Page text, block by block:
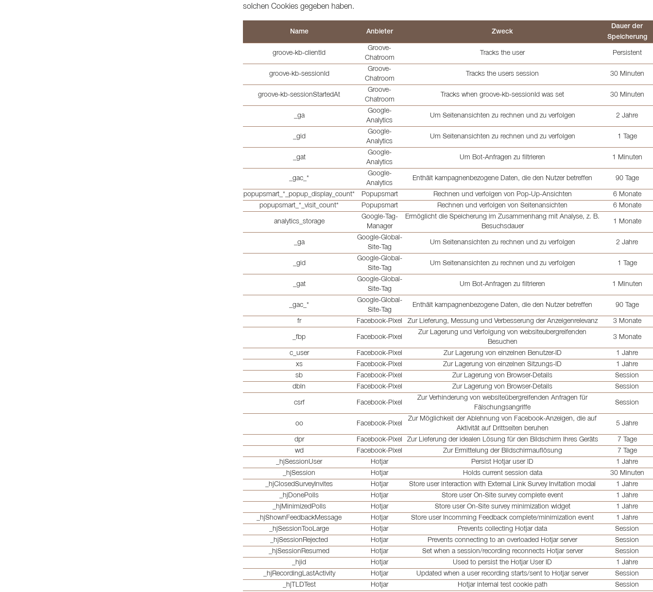
solchen Cookies gegeben haben.
Name Anbieter Zweck
Dauer der
Speicherung
groove-kb-clientId
Groove-
Chatroom
Tracks the user Persistent
groove-kb-sessionId
Groove-
Chatroom
Tracks the users session 30 Minuten
groove-kb-sessionStartedAt
Groove-
Chatroom
Tracks when groove-kb-sessionId was set 30 Minuten
_ga
Google-
Analytics
Um Seitenansichten zu rechnen und zu verfolgen 2 Jahre
_gid
Google-
Analytics
Um Seitenansichten zu rechnen und zu verfolgen 1 Tage
_gat
Google-
Analytics
Um Bot-Anfragen zu filtrieren 1 Minuten
_gac_*
Google-
Analytics
Enthält kampagnenbezogene Daten, die den Nutzer betreffen 90 Tage
popupsmart_*_popup_display_count* Popupsmart Rechnen und verfolgen von Pop-Up-Ansichten
6 Monate
popupsmart_*_visit_count*
Popupsmart Rechnen und verfolgen von Seitenansichten 6 Monate
analytics_storage
Google-Tag-
Manager
Ermöglicht die Speicherung im Zusammenhang mit Analyse, z. B.
Besuchsdauer
1 Monate
_ga
Google-Global-
Site-Tag
Um Seitenansichten zu rechnen und zu verfolgen 2 Jahre
_gid
Google-Global-
Site-Tag
Um Seitenansichten zu rechnen und zu verfolgen 1 Tage
_gat
Google-Global-
Site-Tag
Um Bot-Anfragen zu filtrieren 1 Minuten
_gac_*
Google-Global-
Site-Tag
Enthält kampagnenbezogene Daten, die den Nutzer betreffen 90 Tage
fr Facebook-Pixel Zur Lieferung, Messung und Verbesserung der Anzeigenrelevanz 3 Monate
_fbp Facebook-Pixel
Zur Lagerung und Verfolgung von websiteubergreifenden
Besuchen
3 Monate
c_user Facebook-Pixel Zur Lagerung von einzelnen Benutzer-ID
1 Jahre
xs
Facebook-Pixel Zur Lagerung von einzelnen Sitzungs-ID
1 Jahre
sb
Facebook-Pixel Zur Lagerung von Browser-Details
Session
dbln
Facebook-Pixel Zur Lagerung von Browser-Details Session
csrf Facebook-Pixel
Zur Verhinderung von websiteübergreifenden Anfragen für
Fälschungsangriffe
Session
oo Facebook-Pixel
Zur Möglichkeit der Ablehnung von Facebook-Anzeigen, die auf
Aktivität auf Drittseiten beruhen
5 Jahre
dpr Facebook-Pixel Zur Lieferung der idealen Lösung für den Bildschirm Ihres Geräts
7 Tage
wd
Facebook-Pixel Zur Ermittelung der Bildschirmauflösung
7 Tage
_hjSessionUser
Hotjar Persist Hotjar user ID
1 Jahre
_hjSession
Hotjar Holds current session data
30 Minuten
_hjClosedSurveyInvites
Hotjar Store user interaction with External Link Survey Invitation modal
1 Jahre
_hjDonePolls
Hotjar Store user On-Site survey complete event
1 Jahre
_hjMinimizedPolls
Hotjar Store user On-Site survey minimization widget
1 Jahre
_hjShownFeedbackMessage
Hotjar Store user Incomming Feedback complete/minimization event
1 Jahre
_hjSessionTooLarge
Hotjar Prevents collecting Hotjar data
Session
_hjSessionRejected
Hotjar Prevents connecting to an overloaded Hotjar server
Session
_hjSessionResumed
Hotjar Set when a session/recording reconnects Hotjar server
Session
_hjid
Hotjar Used to persist the Hotjar User ID
1 Jahre
_hjRecordingLastActivity
Hotjar Updated when a user recording starts/sent to Hotjar server
Session
_hjTLDTest
Hotjar Hotjar internal test cookie path Session